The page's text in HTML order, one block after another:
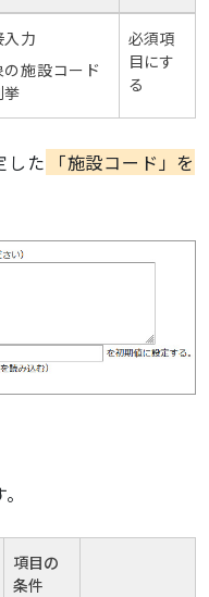
入力
の施設コード
挙
必須項
目にす
る
した
「施設コード」を
項目の
条件